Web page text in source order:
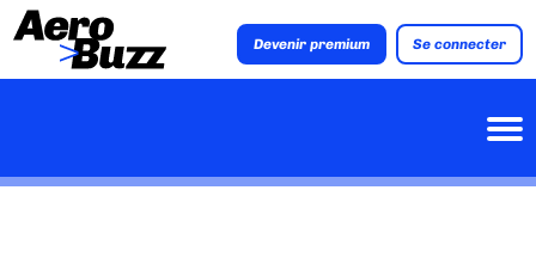
Devenir premium Se connecter